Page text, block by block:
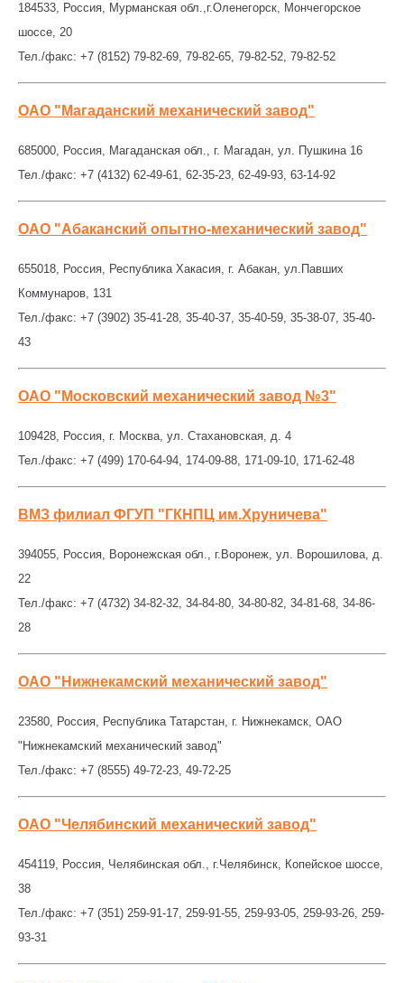
184533, Россия, Мурманская обл.,г.Оленегорск, Мончегорское
шоссе, 20
Тел./факс: +7 (8152) 79-82-69, 79-82-65, 79-82-52, 79-82-52
ОАО "Магаданский механический завод"
685000, Россия, Магаданская обл., г. Магадан, ул. Пушкина 16
Тел./факс: +7 (4132) 62-49-61, 62-35-23, 62-49-93, 63-14-92
ОАО "Абаканский опытно-механический завод"
655018, Россия, Республика Хакасия, г. Абакан, ул.Павших
Коммунаров, 131
Тел./факс: +7 (3902) 35-41-28, 35-40-37, 35-40-59, 35-38-07, 35-40-
43
ОАО "Московский механический завод №3"
109428, Россия, г. Москва, ул. Стахановская, д. 4
Тел./факс: +7 (499) 170-64-94, 174-09-88, 171-09-10, 171-62-48
ВМЗ филиал ФГУП "ГКНПЦ им.Хруничева"
394055, Россия, Воронежская обл., г.Воронеж, ул. Ворошилова, д.
22
Тел./факс: +7 (4732) 34-82-32, 34-84-80, 34-80-82, 34-81-68, 34-86-
28
ОАО "Нижнекамский механический завод"
23580, Россия, Республика Татарстан, г. Нижнекамск, ОАО
"Нижнекамский механический завод"
Тел./факс: +7 (8555) 49-72-23, 49-72-25
ОАО "Челябинский механический завод"
454119, Россия, Челябинская обл., г.Челябинск, Копейское шоссе,
38
Тел./факс: +7 (351) 259-91-17, 259-91-55, 259-93-05, 259-93-26, 259-
93-31